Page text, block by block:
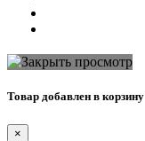
Товар добавлен в корзину
×